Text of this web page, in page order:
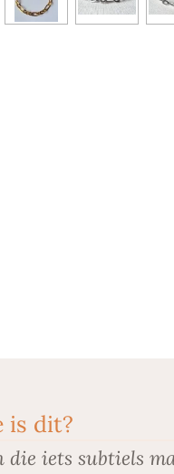
is dit?
die iets subtiels